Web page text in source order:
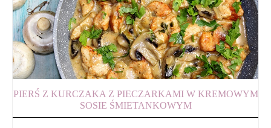
PIERŚ Z KURCZAKA Z PIECZARKAMI W KREMOWYM
SOSIE ŚMIETANKOWYM